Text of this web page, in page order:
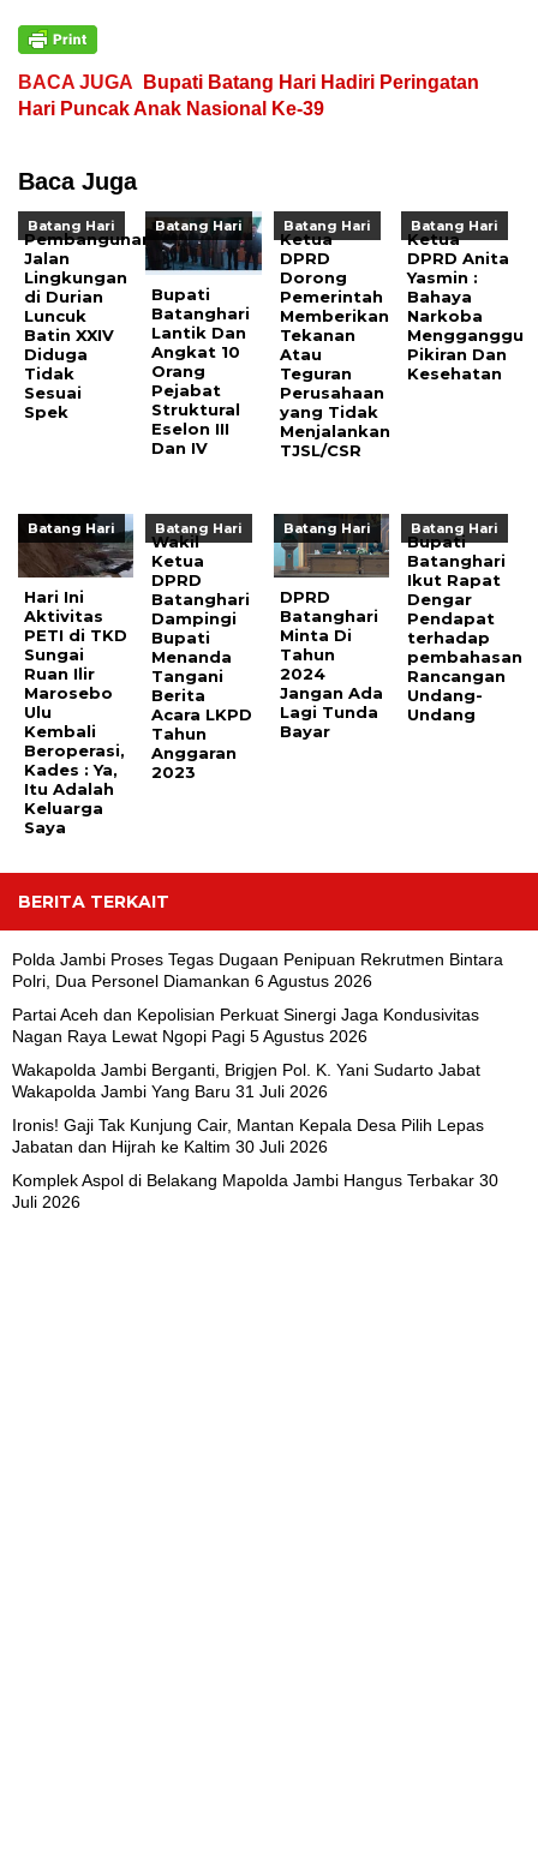
BACA JUGA
Bupati Batang Hari Hadiri Peringatan
Hari Puncak Anak Nasional Ke-39
Baca Juga
Batang Hari
Pembangunan
Jalan
Lingkungan
di Durian
Luncuk
Batin XXIV
Diduga
Tidak
Sesuai
Spek
Batang Hari
Bupati
Batanghari
Lantik Dan
Angkat 10
Orang
Pejabat
Struktural
Eselon III
Dan IV
Batang Hari
Ketua
DPRD
Dorong
Pemerintah
Memberikan
Tekanan
Atau
Teguran
Perusahaan
yang Tidak
Menjalankan
TJSL/CSR
Batang Hari
Ketua
DPRD Anita
Yasmin :
Bahaya
Narkoba
Mengganggu
Pikiran Dan
Kesehatan
Batang Hari
Hari Ini
Aktivitas
PETI di TKD
Sungai
Ruan Ilir
Marosebo
Ulu
Kembali
Beroperasi,
Kades : Ya,
Itu Adalah
Keluarga
Saya
Batang Hari
Wakil
Ketua
DPRD
Batanghari
Dampingi
Bupati
Menanda
Tangani
Berita
Acara LKPD
Tahun
Anggaran
2023
Batang Hari
DPRD
Batanghari
Minta Di
Tahun
2024
Jangan Ada
Lagi Tunda
Bayar
Batang Hari
Bupati
Batanghari
Ikut Rapat
Dengar
Pendapat
terhadap
pembahasan
Rancangan
Undang-
Undang
BERITA TERKAIT
Polda Jambi Proses Tegas Dugaan Penipuan Rekrutmen Bintara
Polri, Dua Personel Diamankan 6 Agustus 2026
Partai Aceh dan Kepolisian Perkuat Sinergi Jaga Kondusivitas
Nagan Raya Lewat Ngopi Pagi 5 Agustus 2026
Wakapolda Jambi Berganti, Brigjen Pol. K. Yani Sudarto Jabat
Wakapolda Jambi Yang Baru 31 Juli 2026
Ironis! Gaji Tak Kunjung Cair, Mantan Kepala Desa Pilih Lepas
Jabatan dan Hijrah ke Kaltim 30 Juli 2026
Komplek Aspol di Belakang Mapolda Jambi Hangus Terbakar 30
Juli 2026